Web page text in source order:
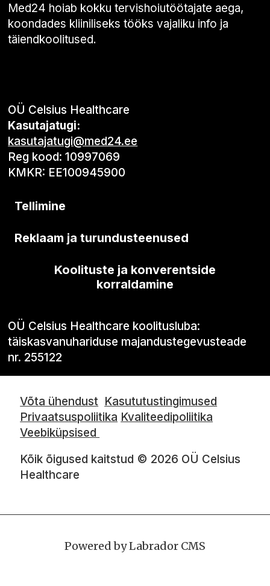
Med24 hoiab kokku tervishoiutöötajate aega,
koondades kliiniliseks tööks vajaliku info ja
täiendkoolitused.
OÜ Celsius Healthcare
Kasutajatugi:
kasutajatugi@med24.ee
Reg kood: 10997069
KMKR: EE100945900
Tellimine
Reklaam ja turundusteenused
Koolituste ja konverentside
korraldamine
OÜ Celsius Healthcare koolitusluba:
täiskasvanuhariduse majandustegevusteade
nr. 255122
Võta ühendust Kasututustingimused
Privaatsuspoliitika Kvaliteedipoliitika
Veebiküpsised
Kõik õigused kaitstud © 2026 OÜ Celsius
Healthcare
Powered by Labrador CMS